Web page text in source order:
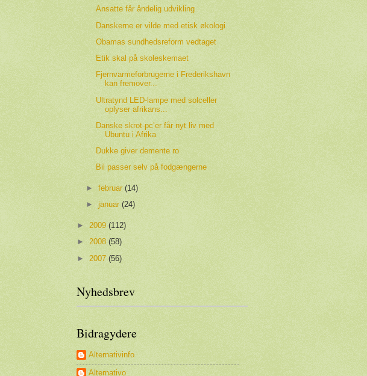
Ansatte får åndelig udvikling
Danskerne er vilde med etisk økologi
Obamas sundhedsreform vedtaget
Etik skal på skoleskemaet
Fjernvarmeforbrugerne i Frederikshavn
kan fremover...
Ultratynd LED-lampe med solceller
oplyser afrikans...
Danske skrot-pc’er får nyt liv med
Ubuntu i Afrika
Dukke giver demente ro
Bil passer selv på fodgængerne
►februar(14)
►januar(24)
► 2009 (112)
► 2008 (58)
► 2007 (56)
Nyhedsbrev
Bidragydere
Alternativinfo
Alternativo